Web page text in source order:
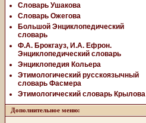
Словарь Ушакова
Словарь Ожегова
Большой Энциклопедический
словарь
Ф.А. Брокгауз, И.А. Ефрон.
Энциклопедический словарь
Энциклопедия Кольера
Этимологический русскоязычный
словарь Фасмера
Этимологический словарь Крылова
Дополнительное меню: